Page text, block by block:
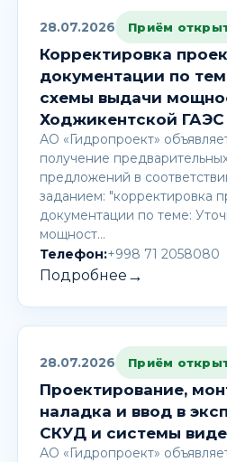
28.07.2026 Приём
Корректировка
документации по
схемы выдачи
Ходжикентской ГАЭС
АО «Гидропроект»
получение
предложений в
заданием: "корректировка
документации по теме:
мощност…
Телефон:+998 71 2058080
Подробнее →
28.07.2026 Приём
Проектирование,
наладка и ввод в
СКУД и системы
АО «Гидропроект»